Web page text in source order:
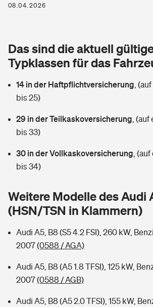
Zur Übersicht
Tools
Sie haben Fragen?
Glasversicherung
Restkreditversicherung
Zur Übersicht
Tools
Wer versichert was: Jetzt Versicherer finden
Sie haben Fragen?
Kinderunfall­ver­si­che­rung
Kinderinvalidität
Reiseversicherung
Pferdehalter-Haftpflicht
Handyversicherung
Musikinstrumentenversicherung
Zur Übersicht
Private Krankenversicherung
Dread-Disease-Versicherung
Tierkrankenversicherung
Sie haben Fragen?
Rentenrechner: Wie viel Geld bekomme ich
08.04.2026
Das sind die aktuell
Typklassen für das
14 in der Haftpflichtversicherung (auf
bis 25)
29 in der Teilkaskoversicherung (auf
bis 33)
30 in der Vollkaskoversicherung (auf
bis 34)
Weitere Modelle des Audi
(HSN/TSN in Klammern)
Audi A5, B8 (S5 4.2 FSI), 260 kW,
2007(0588 / AGA)
Audi A5, B8 (A5 1.8 TFSI), 125 kW,
2007(0588 / AGB)
Audi A5, B8 (A5 2.0 TFSI), 155 kW,